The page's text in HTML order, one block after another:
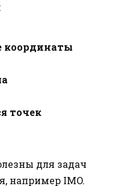
координаты
точек
для задач
например IMO.